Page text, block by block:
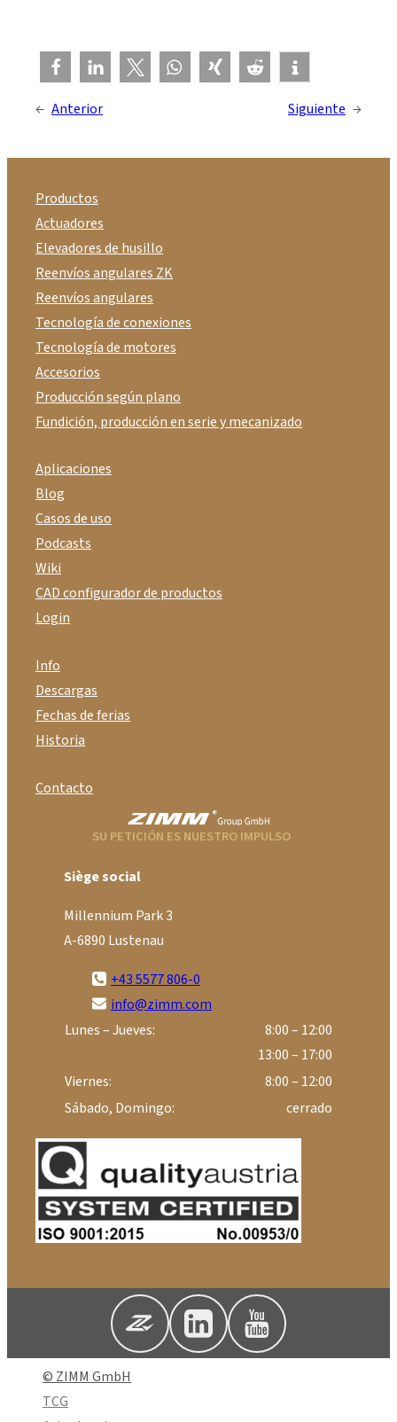
← Anterior Siguiente →
Productos
Actuadores
Elevadores de husillo
Reenvíos angulares ZK
Reenvíos angulares
Tecnología de conexiones
Tecnología de motores
Accesorios
Producción según plano
Fundición, producción en serie y mecanizado
Aplicaciones
Blog
Casos de uso
Podcasts
Wiki
CAD configurador de productos
Login
Info
Descargas
Fechas de ferias
Historia
Contacto
SU PETICIÓN ES NUESTRO IMPULSO
Siège social
Millennium Park 3
A-6890 Lustenau
+43 5577 806-0
info@zimm.com
Lunes – Jueves:
8:00 – 12:00
13:00 – 17:00
Viernes:
8:00 – 12:00
Sábado, Domingo:
cerrado
© ZIMM GmbH
TCG